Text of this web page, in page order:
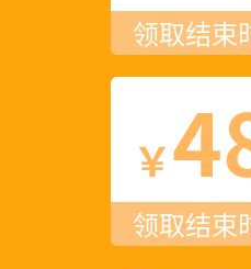
领取结束
￥
领取结束